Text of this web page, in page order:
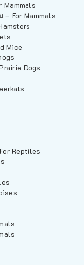
Mammals
– For Mammals
Mice
Dogs
Reptiles